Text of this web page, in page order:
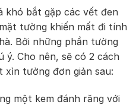
khó bắt gặp các vết đen
tường khiến mất đi tính
Bởi những phần tường
Cho nên, sẽ có 2 cách
tưởng đơn giản sau:
một kem đánh răng với